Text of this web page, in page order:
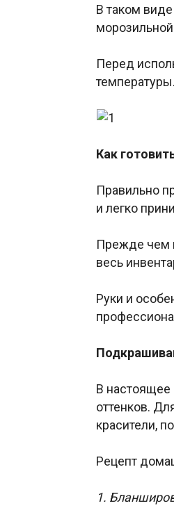
В таком
Перед
температуры.
Как
Правильно
и легко
Прежде чем
весь
Руки и
В
оттенков.
красители,
Рецепт
1.